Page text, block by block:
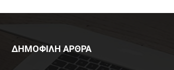
ΔΗΜΟΦΙΛΗ ΑΡΘΡΑ